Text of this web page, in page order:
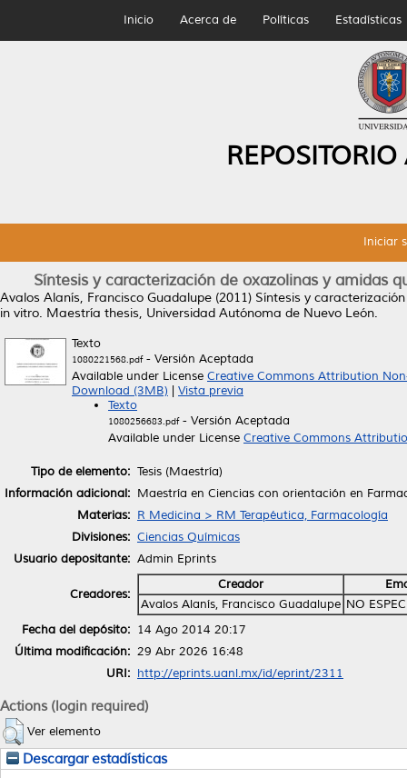
Inicio Acerca de Políticas Estadísticas
Iniciar
Síntesis y caracterización de oxazolinas y amidas
Avalos Alanís, Francisco Guadalupe (2011) Síntesis y
in vitro. Maestría thesis, Universidad Autónoma de Nuevo León.
Texto
1080221568.pdf- Versión Aceptada
Available under License Creative Commons Attribution
Download (3MB)
Vista previa
Texto
1080256683.pdf- Versión Aceptada
Available under License Creative Commons
Tipo de elemento: Tesis (Maestría)
Información adicional: Maestría en Ciencias con orientación en
Materias: R Medicina > RM Terapéutica, Farmacología
Divisiones: Ciencias Químicas
Usuario depositante: Admin Eprints
Creadores:
Creador
Avalos Alanís, Francisco Guadalupe NO
Fecha del depósito: 14 Ago 2014 20:17
Última modificación: 29 Abr 2026 16:48
URI: http://eprints.uanl.mx/id/eprint/2311
Actions (login required)
Ver elemento
Descargar estadísticas